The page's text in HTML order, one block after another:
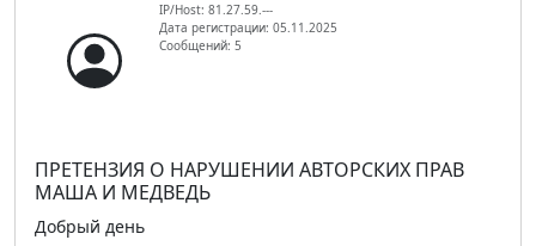
IP/Host: 81.27.59.---
Дата регистрации: 05.11.2025
Сообщений: 5
ПРЕТЕНЗИЯ О НАРУШЕНИИ АВТОРСКИХ ПРАВ
МАША И МЕДВЕДЬ
Добрый день